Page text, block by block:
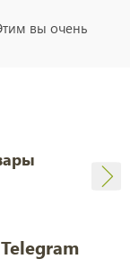
вы очень